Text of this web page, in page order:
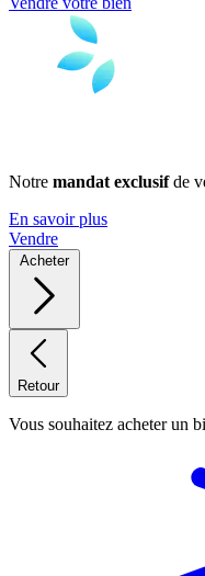
Notre mandat exclusifde
En savoir plus
Vendre
Acheter
Retour
Vous souhaitez acheter un